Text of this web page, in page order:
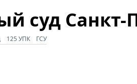
суд Санкт-
125 УПК ГСУ